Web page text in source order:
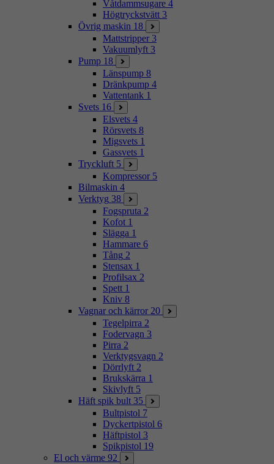
Våtdammsugare 4
Högtryckstvätt 3
Övrig maskin 18
Mattstripper 3
Vakuumlyft 3
Pump 18
Länspump 8
Dränkpump 4
Vattentank 1
Svets 16
Elsvets 4
Rörsvets 8
Migsvets 1
Gassvets 1
Tryckluft 5
Kompressor 5
Bilmaskin 4
Verktyg 38
Fogspruta 2
Kofot 1
Slägga 1
Hammare 6
Tång 2
Stensax 1
Profilsax 2
Spett 1
Kniv 8
Vagnar och kärror 20
Tegelpirra 2
Fodervagn 3
Pirra 2
Verktygsvagn 2
Dörrlyft 2
Brukskärra 1
Skivlyft 5
Häft spik bult 35
Bultpistol 7
Dyckertpistol 6
Häftpistol 3
Spikpistol 19
El och värme 92